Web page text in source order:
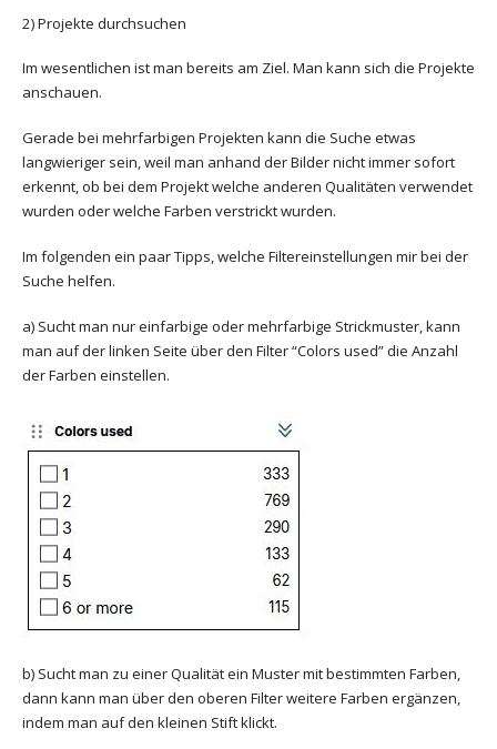
2) Projekte durchsuchen
Im wesentlichen ist man bereits am Ziel. Man kann sich die Projekte
anschauen.
Gerade bei mehrfarbigen Projekten kann die Suche etwas
langwieriger sein, weil man anhand der Bilder nicht immer sofort
erkennt, ob bei dem Projekt welche anderen Qualitäten verwendet
wurden oder welche Farben verstrickt wurden.
Im folgenden ein paar Tipps, welche Filtereinstellungen mir bei der
Suche helfen.
a) Sucht man nur einfarbige oder mehrfarbige Strickmuster, kann
man auf der linken Seite über den Filter “Colors used” die Anzahl
der Farben einstellen.
b) Sucht man zu einer Qualität ein Muster mit bestimmten Farben,
dann kann man über den oberen Filter weitere Farben ergänzen,
indem man auf den kleinen Stift klickt.